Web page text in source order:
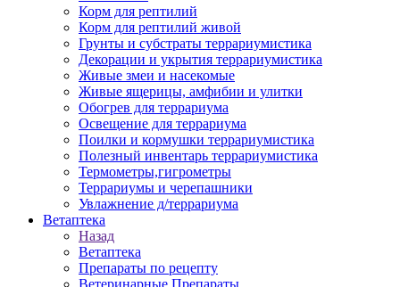
Корм для рептилий
Корм для рептилий живой
Грунты и субстраты террариумистика
Декорации и укрытия террариумистика
Живые змеи и насекомые
Живые ящерицы, амфибии и улитки
Обогрев для террариума
Освещение для террариума
Поилки и кормушки террариумистика
Полезный инвентарь террариумистика
Термометры,гигрометры
Террариумы и черепашники
Увлажнение д/террариума
Ветаптека
Назад
Ветаптека
Препараты по рецепту
Ветеринарные Препараты